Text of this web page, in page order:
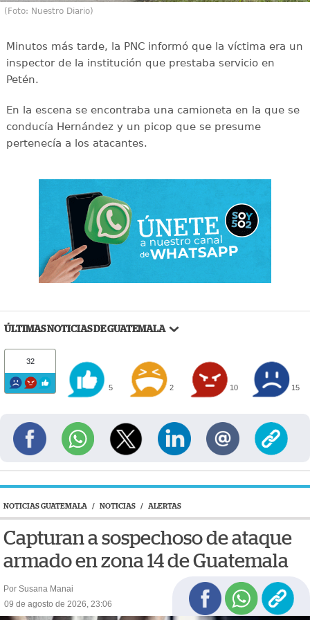
(Foto: Nuestro Diario)
Minutos más tarde, la PNC informó que la víctima era un
inspector de la institución que prestaba servicio en
Petén.
En la escena se encontraba una camioneta en la que se
conducía Hernández y un picop que se presume
pertenecía a los atacantes.
ÚLTIMAS NOTICIAS DE GUATEMALA
32
5 2 10 15
NOTICIAS GUATEMALA / NOTICIAS / ALERTAS
Capturan a sospechoso de ataque
armado en zona 14 de Guatemala
Por Susana Manai
09 de agosto de 2026, 23:06